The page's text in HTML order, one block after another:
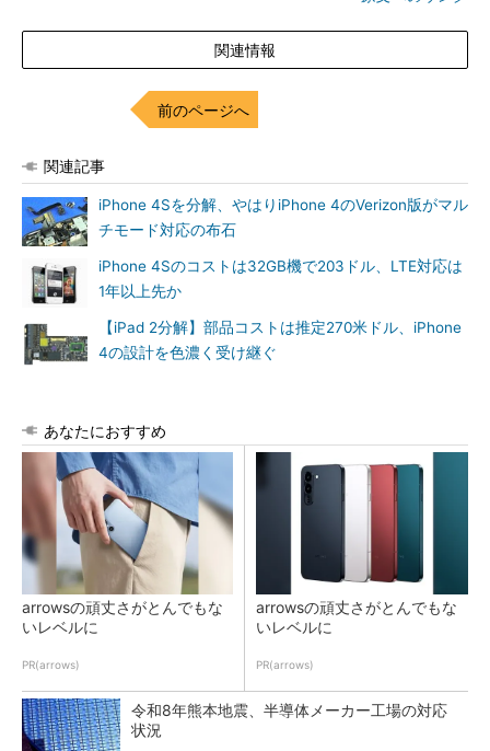
関連情報
前のページへ
関連記事
iPhone 4Sを分解、やはりiPhone 4のVerizon版がマル
チモード対応の布石
iPhone 4Sのコストは32GB機で203ドル、LTE対応は
1年以上先か
【iPad 2分解】部品コストは推定270米ドル、iPhone
4の設計を色濃く受け継ぐ
あなたにおすすめ
arrowsの頑丈さがとんでもな
いレベルに
PR(arrows)
arrowsの頑丈さがとんでもな
いレベルに
PR(arrows)
令和8年熊本地震、半導体メーカー工場の対応
状況